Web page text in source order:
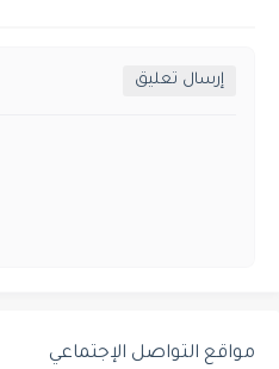
إرسال تعليق
مواقع التواصل الإجتماعي